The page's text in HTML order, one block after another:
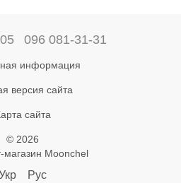
096 081-31-31
информация
версия сайта
сайта
© 2026
магазин Moonchel
Рус